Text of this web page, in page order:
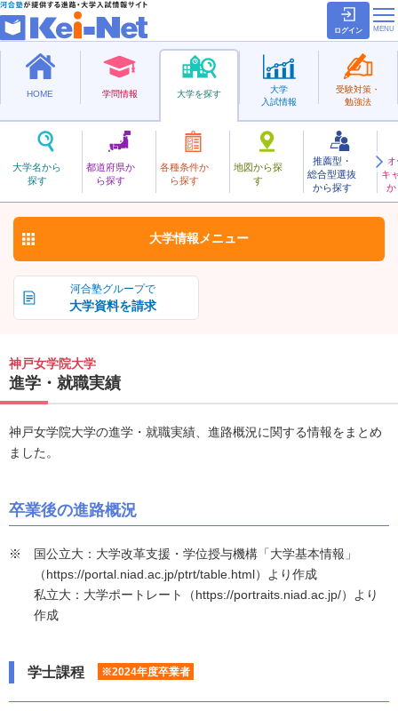
ログイン
HOME 学問情報 大学を探す
大学名から
探す
都道府県か
ら探す
各種条件か
ら探す
地図から探
す
推薦型・
総合型選抜
から探す
キ
か
大学
入試情報
受験対策・
勉強法
私立
こうべじょがくいん
神戸女学院大学 お気に入り
河合塾グループで
大学資料を請求
大学情報 メニュー
神戸女学院大学
進学・就職実績
神戸女学院大学の進学・就職実績、進路概況に関する情報をまとめ
ました。
卒業後の進路概況
国公立大：大学改革支援・学位授与機構「大学基本情報」
（https://portal.niad.ac.jp/ptrt/table.html）より作成
私立大：大学ポートレート（https://portraits.niad.ac.jp/）より
作成
学士課程 ※2024年度卒業者